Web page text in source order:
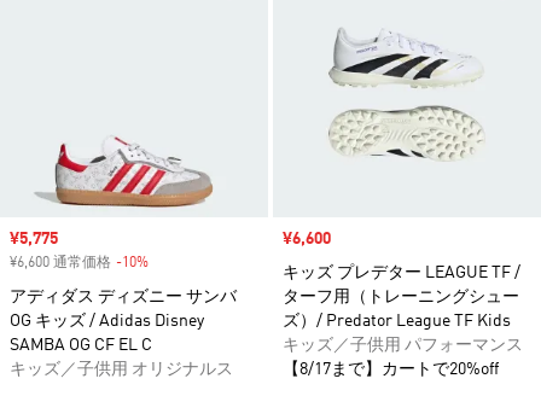
セール価格
¥5,775
¥6,600 通常価格 -10%
アディダス ディズニー サンバ
OG キッズ / Adidas Disney
SAMBA OG CF EL C
キッズ／子供用 オリジナルス
セール価格
¥6,600
キッズ プレデター LEAGUE TF /
ターフ用（トレーニングシュー
ズ）/ Predator League TF Kids
キッズ／子供用 パフォーマンス
【8/17まで】カートで20%off